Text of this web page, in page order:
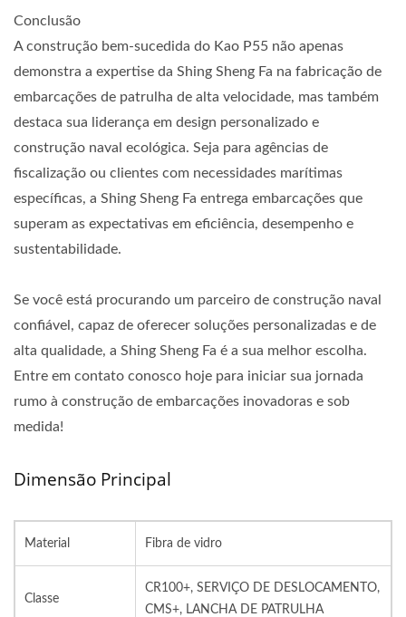
Conclusão
A construção bem-sucedida do Kao P55 não apenas
demonstra a expertise da Shing Sheng Fa na fabricação de
embarcações de patrulha de alta velocidade, mas também
destaca sua liderança em design personalizado e
construção naval ecológica. Seja para agências de
fiscalização ou clientes com necessidades marítimas
específicas, a Shing Sheng Fa entrega embarcações que
superam as expectativas em eficiência, desempenho e
sustentabilidade.
Se você está procurando um parceiro de construção naval
confiável, capaz de oferecer soluções personalizadas e de
alta qualidade, a Shing Sheng Fa é a sua melhor escolha.
Entre em contato conosco hoje para iniciar sua jornada
rumo à construção de embarcações inovadoras e sob
medida!
Dimensão Principal
Material Fibra de vidro
Classe
CR100+, SERVIÇO DE DESLOCAMENTO,
CMS+, LANCHA DE PATRULHA